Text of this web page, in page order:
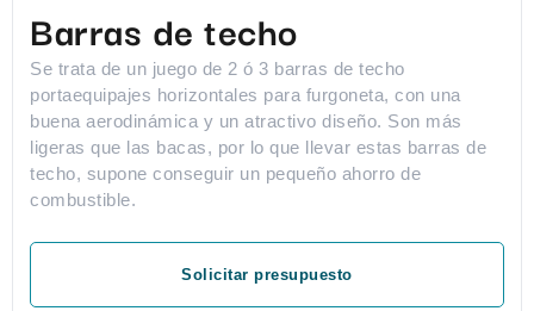
Barras de techo
Se trata de un juego de 2 ó 3 barras de techo
portaequipajes horizontales para furgoneta, con una
buena aerodinámica y un atractivo diseño. Son más
ligeras que las bacas, por lo que llevar estas barras de
techo, supone conseguir un pequeño ahorro de
combustible.
Solicitar presupuesto